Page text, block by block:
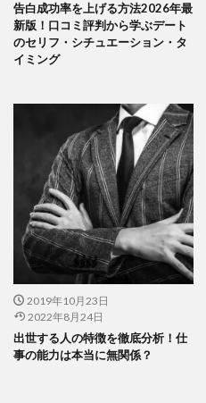
告白成功率を上げる方法2026年最
新版！口コミ評判から学ぶデート
のセリフ・シチュエーション・タ
イミング
2019年10月23日
2022年8月24日
出世する人の特徴を徹底分析！仕
事の能力は本当に無関係？